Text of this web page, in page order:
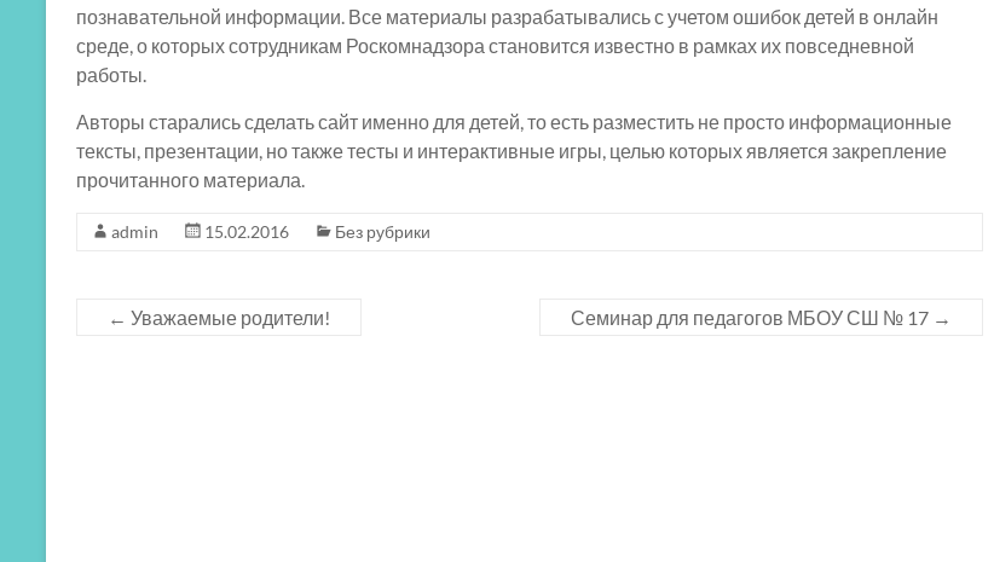
познавательной информации. Все материалы разрабатывались с учетом ошибок детей в онлайн
среде, о которых сотрудникам Роскомнадзора становится известно в рамках их повседневной
работы.
Авторы старались сделать сайт именно для детей, то есть разместить не просто информационные
тексты, презентации, но также тесты и интерактивные игры, целью которых является закрепление
прочитанного материала.
admin 15.02.2016 Без рубрики
← Уважаемые родители! Семинар для педагогов МБОУ СШ № 17 →